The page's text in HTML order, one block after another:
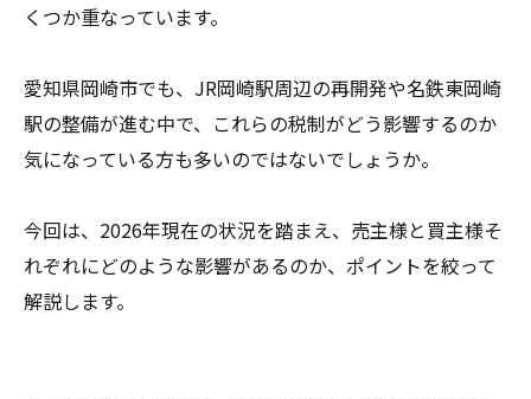
くつか重なっています。
愛知県岡崎市でも、JR岡崎駅周辺の再開発や名鉄東岡崎
駅の整備が進む中で、これらの税制がどう影響するのか
気になっている方も多いのではないでしょうか。
今回は、2026年現在の状況を踏まえ、売主様と買主様そ
れぞれにどのような影響があるのか、ポイントを絞って
解説します。